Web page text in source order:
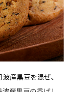
産黒豆を混ぜ、